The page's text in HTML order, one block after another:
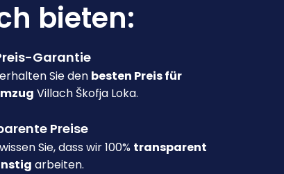
bieten:
Garantie
Sie den besten Preis für
Villach Škofja Loka.
Preise
Sie, dass wir 100% transparent
arbeiten.